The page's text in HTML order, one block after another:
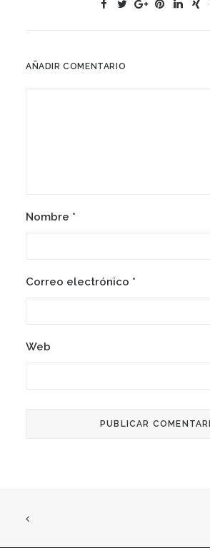
AÑADIR COMENTARIO
Nombre *
Correo electrónico *
Web